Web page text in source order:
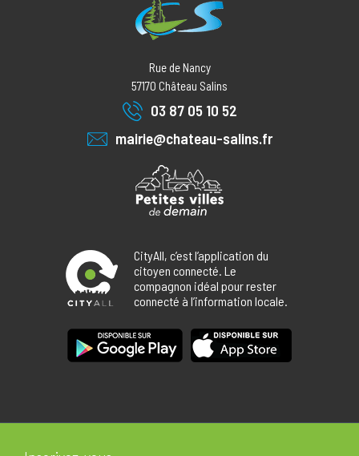
Rue de Nancy
57170 Château Salins
03 87 05 10 52
mairie@chateau-salins.fr
CityAll, c’est l’application du
citoyen connecté. Le
compagnon idéal pour rester
connecté à l’information locale.